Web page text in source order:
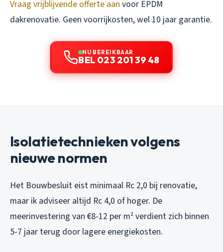
Vraag vrijblijvende offerte aan voor EPDM
dakrenovatie. Geen voorrijkosten, wel 10 jaar garantie.
NU BEREIKBAAR
BEL 023 201 39 48
Isolatietechnieken volgens
nieuwe normen
Het Bouwbesluit eist minimaal Rc 2,0 bij renovatie,
maar ik adviseer altijd Rc 4,0 of hoger. De
meerinvestering van €8-12 per m² verdient zich binnen
5-7 jaar terug door lagere energiekosten.